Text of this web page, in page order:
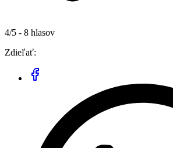
4/5 - 8 hlasov
Zdieľať: